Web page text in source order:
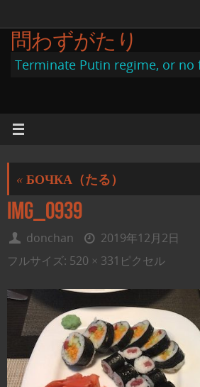
ン
キ
プ
問わずがたり
Terminate Putin regime, or no
« БОЧКА（たる）
IMG_0939
donchan
2019年12月2日
フルサイズ: 520 × 331 ピクセル